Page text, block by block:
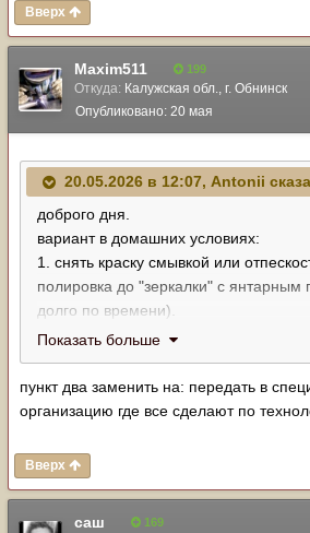
Вверх
Maxim511 199
Откуда: Калужская обл., г. Обнинск
Опубликовано: 20 мая
20.05.2026 в 12:07, Antonii
доброго дня.
вариант в домашних условиях:
1. снять краску смывкой или
полировка до "зеркалки" с янтарным
долго по времени).
2. смывка, потом электролизом
наносить. в нете есть и видео, и
Показать больше
пункт два заменить на: передать в
организацию где все сделают по
Вверх
саш 169